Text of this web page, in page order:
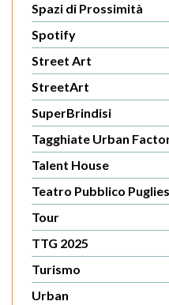
Spazi di Prossimità
Spotify
Street Art
StreetArt
SuperBrindisi
Tagghiate Urban
Talent House
Teatro Pubblico
Tour
TTG 2025
Turismo
Urban